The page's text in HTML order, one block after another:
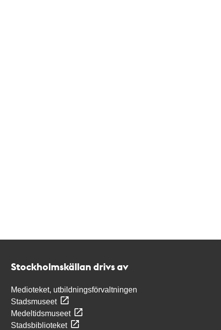
Stockholmskällan drivs av
Medioteket, utbildningsförvaltningen
Stadsmuseet
Medeltidsmuseet
Stadsbiblioteket